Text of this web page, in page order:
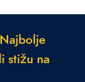
Naj bo je
i stižu na